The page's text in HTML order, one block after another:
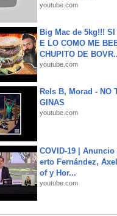
youtube.com
Big Mac de 5kg!!! SI
E LO COMO ME
CHUPITO DE
youtube.com
Rels B, Morad - NO
GINAS
youtube.com
COVID-19 |
erto Fernández,
of y Hor...
youtube.com